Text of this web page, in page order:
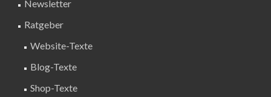
Newsletter
Ratgeber
Website-Texte
Blog-Texte
Shop-Texte